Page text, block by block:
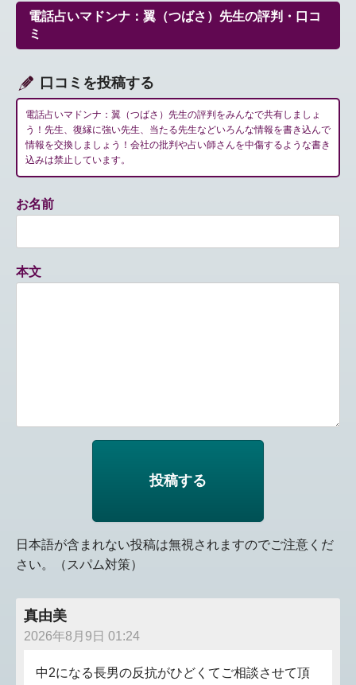
ー
シ
ョ
電話占いマドンナ：翼（つばさ）先生の評判・口コ
ミ
口コミを投稿する
電話占いマドンナ：翼（つばさ）先生の評判をみんなで共有しましょ
う！先生、復縁に強い先生、当たる先生などいろんな情報を書き込んで
情報を交換しましょう！会社の批判や占い師さんを中傷するような書き
込みは禁止しています。
お名前
本文
日本語が含まれない投稿は無視されますのでご注意くだ
さい。（スパム対策）
真由美
2026年8月9日 01:24
中2になる長男の反抗がひどくてご相談させて頂